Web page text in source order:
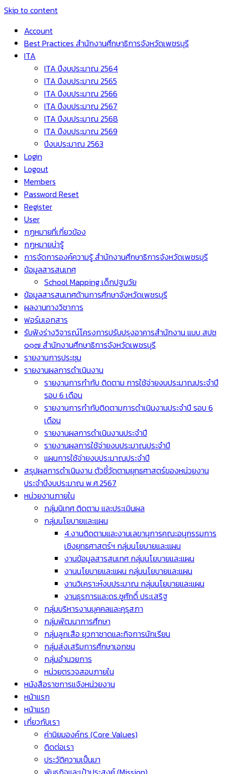
Skip to content
Account
Best Practices สำนักงานศึกษาธิการจังหวัดเพชรบุรี
ITA
ITA ปีงบประมาณ 2564
ITA ปีงบประมาณ 2565
ITA ปีงบประมาณ 2566
ITA ปีงบประมาณ 2567
ITA ปีงบประมาณ 2568
ITA ปีงบประมาณ 2569
ปีงบประมาณ 2563
Login
Logout
Members
Password Reset
Register
User
กฏหมายที่เกี่ยวข้อง
กฏหมายน่ารู้
การจัดการองค์ความรู้ สำนักงานศึกษาธิการจังหวัดเพชรบุรี
ข้อมูลสารสนเทศ
School Mapping เด็กปฐมวัย
ข้อมูลสารสนเทศด้านการศึกษาจังหวัดเพชรบุรี
ผลงานทางวิชาการ
ฟอร์มเอกสาร
รับฟังร่างวิจารณ์โครงการปรับปรุงอาคารสำนักงาน แบบ สปช
๐๑๗ สำนักงานศึกษาธิการจังหวัดเพชรบุรี
รายงานการประชุม
รายงานผลการดำเนินงาน
รายงานการกำกับ ติดตาม การใช้จ่ายงบประมาณประจำปี
รอบ 6 เดือน
รายงานการกำกับติดตามการดำเนินงานประจำปี รอบ 6
เดือน
รายงานผลการดำเนินงานประจำปี
รายงานผลการใช้จ่ายงบประมาณประจำปี
แผนการใช้จ่ายงบประมาณประจำปี
สรุปผลการดำเนินงาน ตัวชี้วัดตามยุทธศาสตร์ของหน่วยงาน
ประจำปีงบประมาณ พ.ศ.2567
หน่วยงานภายใน
กลุ่มนิเทศ ติดตาม และประเมินผล
กลุ่มนโยบายและแผน
4.งานติดตามและงานเลขานุการคณะอนุกรรมการ
เชิงยุทธศาสตร์ฯ กลุ่มนโยบายและแผน
งานข้อมูลสารสนเทศ กลุ่มนโยบายและแผน
งานนโยบายและแผน กลุ่มนโยบายและแผน
งานวิเคราะห์งบประมาณ กลุ่มนโยบายและแผน
งานธุรการและดร.ชูศักดิ์ ประเสริฐ
กลุ่มบริหารงานบุคคลและคุรุสภา
กลุ่มพัฒนาการศึกษา
กลุ่มลูกเสือ ยุวกาชาดและกิจการนักเรียน
กลุ่มส่งเสริมการศึกษาเอกชน
กลุ่มอำนวยการ
หน่วยตรวจสอบภายใน
หนังสือราชการแจ้งหน่วยงาน
หน้าแรก
หน้าแรก
เกี่ยวกับเรา
ค่านิยมองค์กร (Core Values)
ติดต่อเรา
ประวัติความเป็นมา